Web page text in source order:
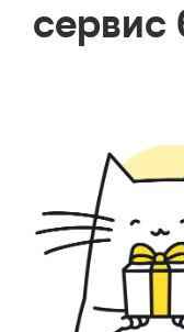
сервис